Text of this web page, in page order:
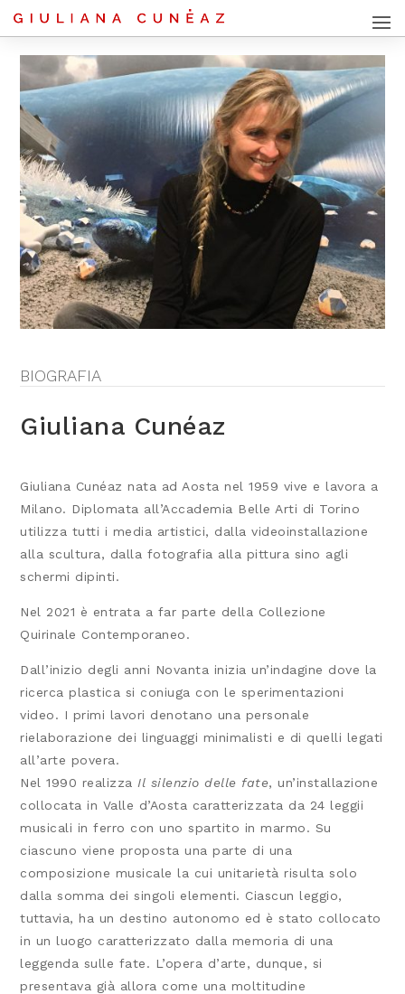
BIOGRAFIA
Giuliana Cunéaz
Giuliana Cunéaz nata ad Aosta nel 1959 vive e lavora a
Milano. Diplomata all’Accademia Belle Arti di Torino
utilizza tutti i media artistici, dalla videoinstallazione
alla scultura, dalla fotografia alla pittura sino agli
schermi dipinti.
Nel 2021 è entrata a far parte della Collezione
Quirinale Contemporaneo.
Dall’inizio degli anni Novanta inizia un’indagine dove la
ricerca plastica si coniuga con le sperimentazioni
video. I primi lavori denotano una personale
rielaborazione dei linguaggi minimalisti e di quelli legati
all’arte povera.
Nel 1990 realizza Il silenzio delle fate, un’installazione
collocata in Valle d’Aosta caratterizzata da 24 leggii
musicali in ferro con uno spartito in marmo. Su
ciascuno viene proposta una parte di una
composizione musicale la cui unitarietà risulta solo
dalla somma dei singoli elementi. Ciascun leggio,
tuttavia, ha un destino autonomo ed è stato collocato
in un luogo caratterizzato dalla memoria di una
leggenda sulle fate. L’opera d’arte, dunque, si
presentava già allora come una moltitudine